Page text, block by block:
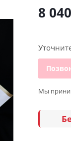
8 040
Мы